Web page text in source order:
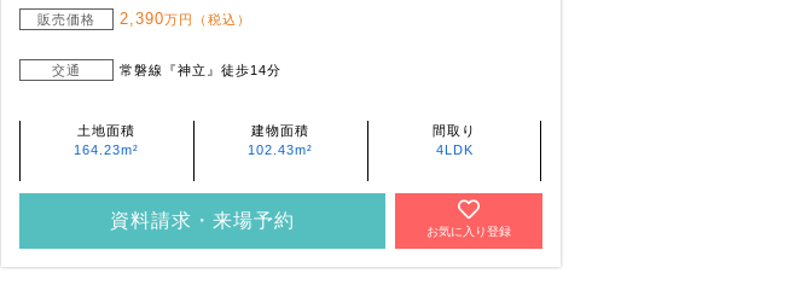
販売価格 2,390万円（税込）
交通 常磐線『神立』徒歩14分
土地面積
164.23m²
建物面積
102.43m²
間取り
4LDK
資料請求・来場予約
お気に入り登録